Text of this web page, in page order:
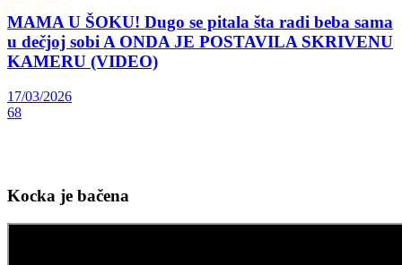
MAMA U ŠOKU! Dugo se pitala šta radi beba sama
u dečjoj sobi A ONDA JE POSTAVILA SKRIVENU
KAMERU (VIDEO)
17/03/2026
68
Kocka je bačena